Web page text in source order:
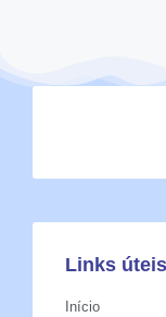
Links úteis
Início